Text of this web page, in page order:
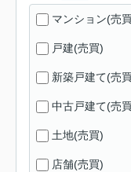
マンション(売
戸建(売買)
新築戸建て(売
中古戸建て(売
土地(売買)
店舗(売買)